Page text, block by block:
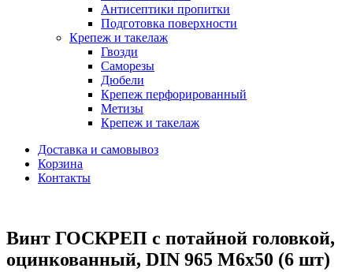
Антисептики пропитки
Подготовка поверхности
Крепеж и такелаж
Гвозди
Саморезы
Дюбели
Крепеж перфорированный
Метизы
Крепеж и такелаж
Доставка и самовывоз
Корзина
Контакты
Винт ГОСКРЕП с потайной головкой,
оцинкованный, DIN 965 М6х50 (6 шт)